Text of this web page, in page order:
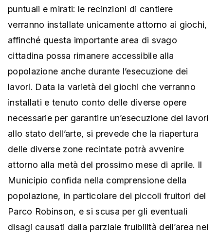
puntuali e mirati: le recinzioni di cantiere
verranno installate unicamente attorno ai giochi,
affinché questa importante area di svago
cittadina possa rimanere accessibile alla
popolazione anche durante l’esecuzione dei
lavori. Data la varietà dei giochi che verranno
installati e tenuto conto delle diverse opere
necessarie per garantire un’esecuzione dei lavori
allo stato dell’arte, si prevede che la riapertura
delle diverse zone recintate potrà avvenire
attorno alla metà del prossimo mese di aprile. Il
Municipio confida nella comprensione della
popolazione, in particolare dei piccoli fruitori del
Parco Robinson, e si scusa per gli eventuali
disagi causati dalla parziale fruibilità dell’area nei